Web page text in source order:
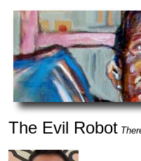
The Evil Robot